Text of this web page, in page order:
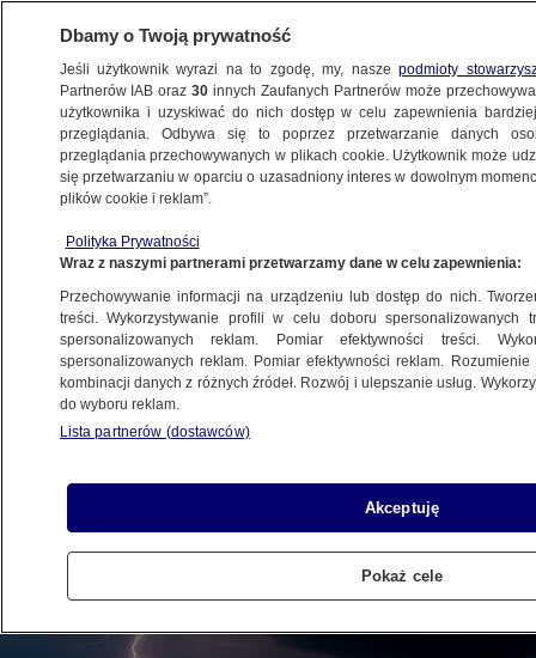
METEO
PROGNOZA
prognozę zagrożeń
Oprac.Krzysztof Posytek
17.05.2026, 06:47Aktualizacja: 17.05.2026, 19:54
Posłuchaj artykułu
Czyta lektor AI
Dbamy o Twoją prywatność
Jeśli użytkownik wyrazi na to zgodę, my, naszepodmioty
Partnerów IAB oraz30 innych Zaufanych Partnerów może
użytkownika i uzyskiwać do nich dostęp w celu zapewnienia
przeglądania. Odbywa się to poprzez przetwarzanie danych
przeglądania przechowywanych w plikach cookie. Użytkownik może
się przetwarzaniu w oparciu o uzasadniony interes w dowolnym
plików cookie i reklam”.
Polityka Prywatności
Wraz z naszymi partnerami przetwarzamy dane w celu zapewnienia:
Przechowywanie informacji na urządzeniu lub dostęp do nich.
treści. Wykorzystywanie profili w celu doboru spersonalizowanych
spersonalizowanych reklam. Pomiar efektywności treści.
spersonalizowanych reklam. Pomiar efektywności reklam.
kombinacji danych z różnych źródeł. Rozwój i ulepszanie usług.
do wyboru reklam.
Lista partnerów (dostawców)
Akceptuję
Pokaż cele